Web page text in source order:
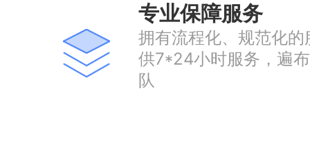
专业保障服务
拥有流程化、规范化
供7*24小时服务，遍
队